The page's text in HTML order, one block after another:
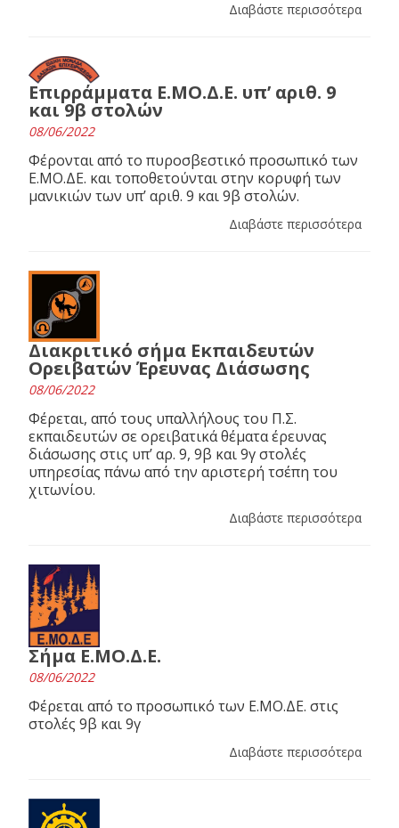
Διαβάστε περισσότερα
Επιρράμματα Ε.ΜΟ.Δ.Ε. υπ’ αριθ. 9
και 9β στολών
08/06/2022
Φέρονται από το πυροσβεστικό προσωπικό των
Ε.ΜΟ.ΔΕ. και τοποθετούνται στην κορυφή των
μανικιών των υπ’ αριθ. 9 και 9β στολών.
Διαβάστε περισσότερα
Διακριτικό σήμα Εκπαιδευτών
Ορειβατών Έρευνας Διάσωσης
08/06/2022
Φέρεται, από τους υπαλλήλους του Π.Σ.
εκπαιδευτών σε ορειβατικά θέματα έρευνας
διάσωσης στις υπ’ αρ. 9, 9β και 9γ στολές
υπηρεσίας πάνω από την αριστερή τσέπη του
χιτωνίου.
Διαβάστε περισσότερα
Σήμα Ε.ΜΟ.Δ.Ε.
08/06/2022
Φέρεται από το προσωπικό των Ε.ΜΟ.ΔΕ. στις
στολές 9β και 9γ
Διαβάστε περισσότερα